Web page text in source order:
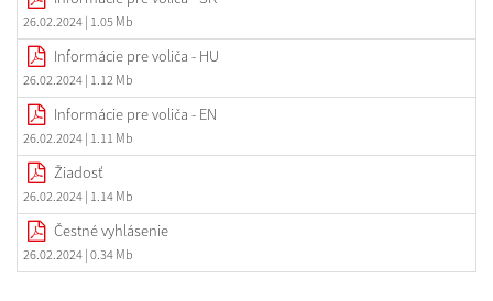
26.02.2024 | 1.05 Mb
Informácie pre voliča - HU
26.02.2024 | 1.12 Mb
Informácie pre voliča - EN
26.02.2024 | 1.11 Mb
Žiadosť
26.02.2024 | 1.14 Mb
Čestné vyhlásenie
26.02.2024 | 0.34 Mb